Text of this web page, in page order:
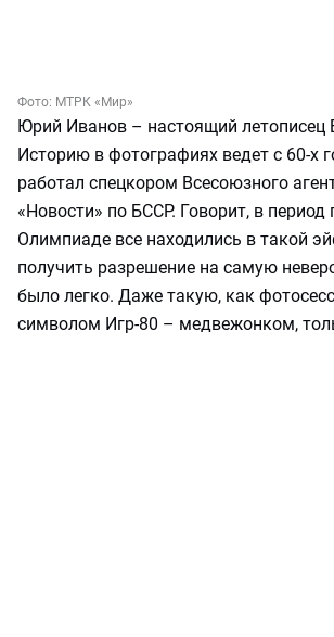
Фото: МТРК «Мир»
Юрий Иванов – настоящий летописец
Историю в фотографиях ведет с 60-х
работал спецкором Всесоюзного
«Новости» по БССР. Говорит, в период
Олимпиаде все находились в такой
получить разрешение на самую
было легко. Даже такую, как
символом Игр-80 – медвежонком,